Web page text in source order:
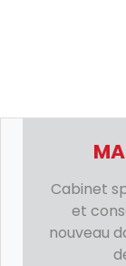
Cabinet
et
nouveau